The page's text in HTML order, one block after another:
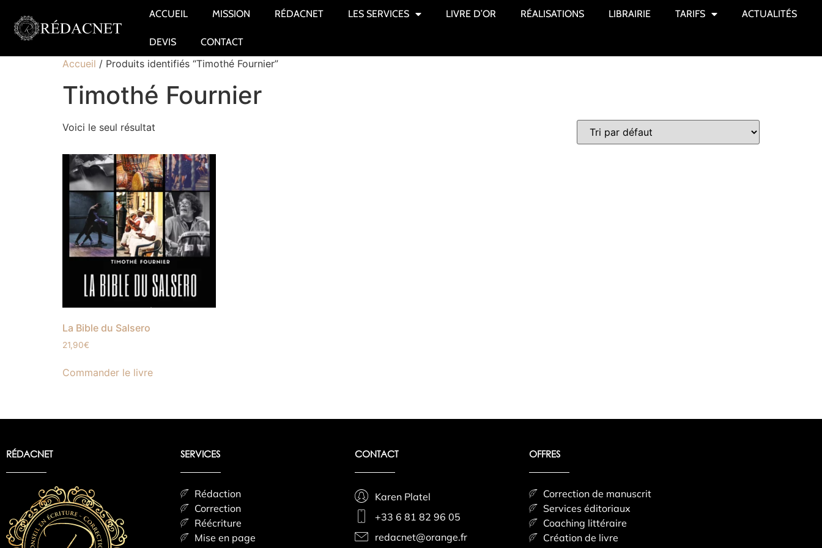
ACCUEIL MISSION RÉDACNET LES SERVICES LIVRE D’OR RÉALISATIONS LIBRAIRIE TARIFS ACTUALITÉS
DEVIS CONTACT
Accueil / Produits identifiés “Timothé Fournier”
Timothé Fournier
Voici le seul résultat
La Bible du Salsero
21,90€
Commander le livre
RÉDACNET SERVICES
Rédaction
Correction
Réécriture
Mise en page
CONTACT
Karen Platel
+33 6 81 82 96 05
redacnet@orange.fr
OFFRES
Correction de manuscrit
Services éditoriaux
Coaching littéraire
Création de livre